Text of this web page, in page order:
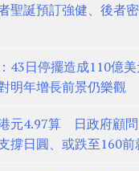
誕預訂強健、後者
43日停擺造成110億
年增長前景仍樂觀
元4.97算 日政府顧
撐日圓、或跌至160前